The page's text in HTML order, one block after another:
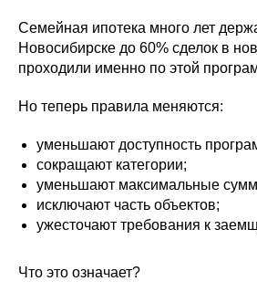
Семейная ипотека много лет
Новосибирске до 60% сделок в
проходили именно по этой
Но теперь правила меняются:
уменьшают доступность
сокращают категории;
уменьшают максимальные
исключают часть объектов;
ужесточают требования к
Что это означает?